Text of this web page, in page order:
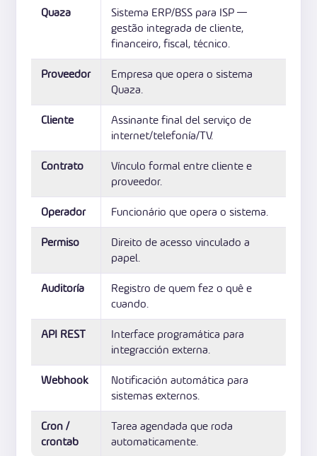
Quaza
Sistema ERP/BSS para ISP —
gestão integrada de cliente,
financeiro, fiscal, técnico.
Proveedor
Empresa que opera o sistema
Quaza.
Cliente
Assinante final del serviço de
internet/telefonía/TV.
Contrato
Vínculo formal entre cliente e
proveedor.
Operador Funcionário que opera o sistema.
Permiso
Direito de acesso vinculado a
papel.
Auditoría
Registro de quem fez o quê e
cuando.
API REST
Interface programática para
integracción externa.
Webhook
Notificación automática para
sistemas externos.
Cron /
crontab
Tarea agendada que roda
automaticamente.